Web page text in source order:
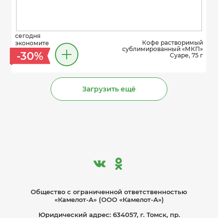
сегодня
экономите
-30%
Кофе растворимый
сублимированный «МКП»
Суаре, 75 г
Загрузить ещё
Общество с ограниче­нной ответственностью
«Камелот-А» (ООО «Камелот-А»)
Юридический адрес: 634057, г. Томск, пр.